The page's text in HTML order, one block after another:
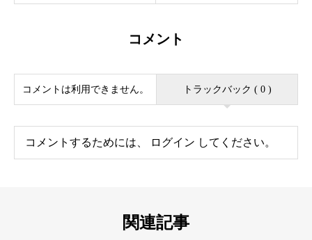
コメント
コメントは利用できません。 トラックバック ( 0 )
コメントするためには、 ログイン してください。
関連記事